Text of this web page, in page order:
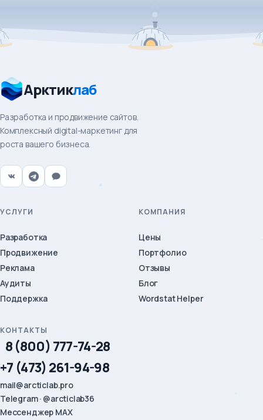
Арктиклаб
Разработка и продвижение сайтов.
Комплексный digital-маркетинг для
роста вашего бизнеса.
УСЛУГИ
Разработка
Продвижение
Реклама
Аудиты
Поддержка
КОМПАНИЯ
Цены
Портфолио
Отзывы
Блог
Wordstat Helper
КОНТАКТЫ
8 (800) 777-74-28
+7 (473) 261-94-98
mail@arcticlab.pro
Telegram · @arcticlab36
Мессенджер MAX